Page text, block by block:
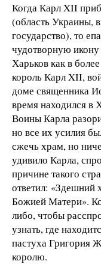
Когда Карл XII
(область Украины,
государство), то
чудотворную
Харьков как в
король Карл XII,
доме священника
время находился в
Воины Карла
но все их усилия
сжечь храм, но
удивило Карла,
причине такого
ответил: «Здешний
Божией Матери».
либо, чтобы
узнать, где
пастуха Григория
королю.